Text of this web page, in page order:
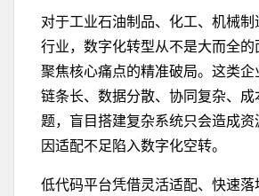
对于工业石油制品、化工、机械
行业，数字化转型从不是大而全
聚焦核心痛点的精准破局。这类
链条长、数据分散、协同复杂、
题，盲目搭建复杂系统只会造成
因适配不足陷入数字化空转。
低代码平台凭借灵活适配、快速